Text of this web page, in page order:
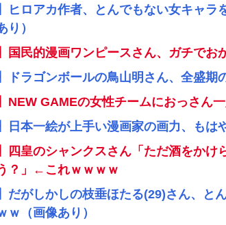
ヒロアカ作者、とんでもない女キャ
り）
国民的漫画ワンピースさん、ガチで
ドラゴンボールの鳥山明さん、全盛期
NEW GAMEの女性チームにおっさん
日本一絵が上手い漫画家の画力、もは
四皇のシャンクスさん「ただ酒をか
？」←これｗｗｗｗ
だがしかしの枝垂ほたる(29)さん、と
ｗ（画像あり）